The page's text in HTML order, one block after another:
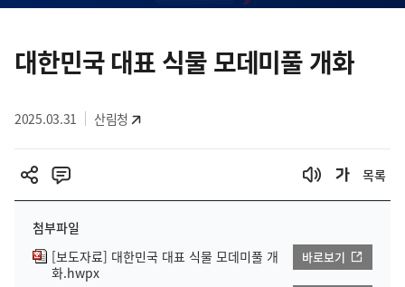
텐
츠
역
대한민국 대표 식물 모데미풀 개화
2025.03.31 산림청
목록
첨부파일
[보도자료] 대한민국 대표 식물 모데미풀 개
화.hwpx
바로보기